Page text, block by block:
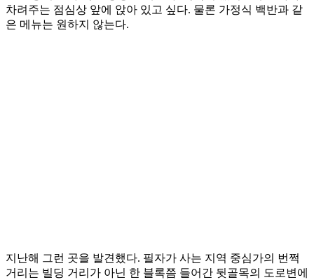
차려주는 점심상 앞에 앉아 있고 싶다. 물론 가정식 백반과 같
은 메뉴는 원하지 않는다.
지난해 그런 곳을 발견했다. 필자가 사는 지역 중심가의 번쩍
거리는 빌딩 거리가 아닌 한 블록쯤 들어간 뒷골목의 도로변에